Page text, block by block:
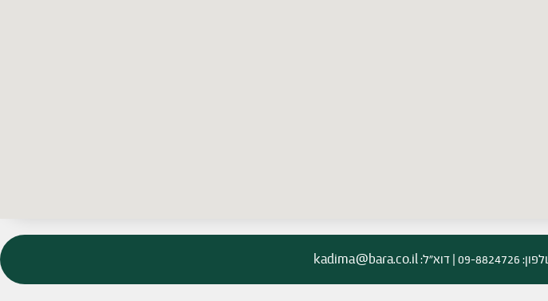
kadima@bara.co.il